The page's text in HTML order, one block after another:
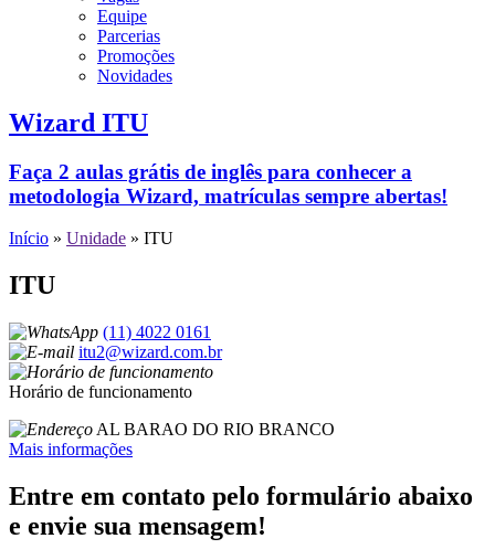
Equipe
Parcerias
Promoções
Novidades
Wizard ITU
Faça 2 aulas grátis de inglês para conhecer a
metodologia Wizard, matrículas sempre abertas!
Início » Unidade » ITU
ITU
(11) 4022 0161
itu2@wizard.com.br
Horário de funcionamento
AL BARAO DO RIO BRANCO
Mais informações
Entre em contato pelo formulário abaixo
e envie sua mensagem!